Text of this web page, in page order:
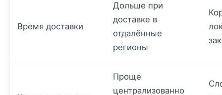
Время доставки
Дольше при
доставке в
отдалённые
регионы
Проще
централизованно